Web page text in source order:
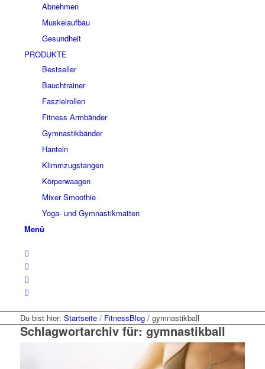
Abnehmen
Muskelaufbau
Gesundheit
PRODUKTE
Bestseller
Bauchtrainer
Faszielrollen
Fitness Armbänder
Gymnastikbänder
Hanteln
Klimmzugstangen
Körperwaagen
Mixer Smoothie
Yoga- und Gymnastikmatten
Menü
Du bist hier: Startseite / FitnessBlog / gymnastikball
Schlagwortarchiv für: gymnastikball